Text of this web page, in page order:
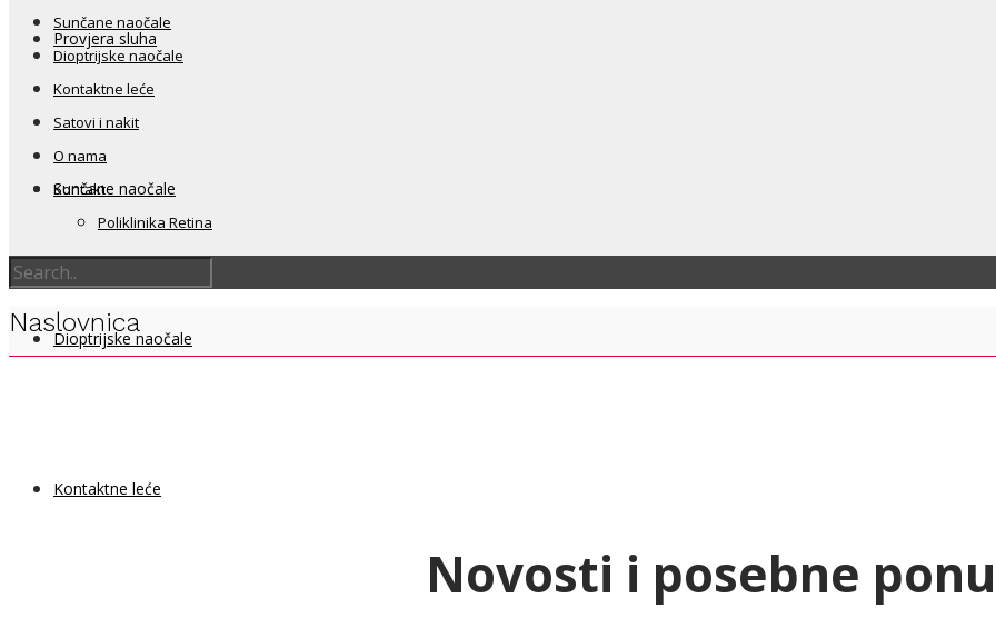
Provjera sluha
Sunčane naočale
Dioptrijske naočale
Kontaktne leće
Sunčane naočale
Dioptrijske naočale
Kontaktne leće
Satovi i nakit
O nama
Kontakt
Poliklinika Retina
Naslovnica
Novosti i posebne